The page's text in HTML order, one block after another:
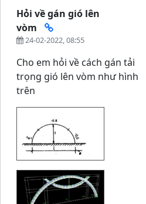
Hỏi về gán gió lên
vòm
24-02-2022, 08:55
Cho em hỏi về cách gán tải
trọng gió lên vòm như hình
trên